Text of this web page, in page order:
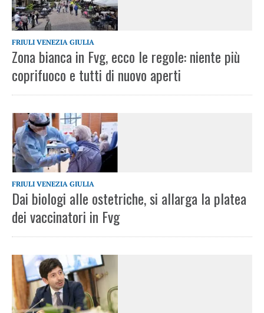
FRIULI VENEZIA GIULIA
Zona bianca in Fvg, ecco le regole: niente più
coprifuoco e tutti di nuovo aperti
FRIULI VENEZIA GIULIA
Dai biologi alle ostetriche, si allarga la platea
dei vaccinatori in Fvg